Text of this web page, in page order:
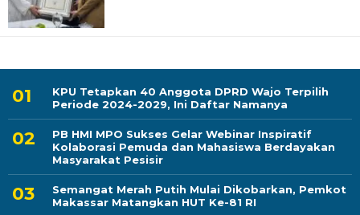
KPU Tetapkan 40 Anggota DPRD Wajo Terpilih
Periode 2024-2029, Ini Daftar Namanya
PB HMI MPO Sukses Gelar Webinar Inspiratif
Kolaborasi Pemuda dan Mahasiswa Berdayakan
Masyarakat Pesisir
Semangat Merah Putih Mulai Dikobarkan, Pemkot
Makassar Matangkan HUT Ke-81 RI